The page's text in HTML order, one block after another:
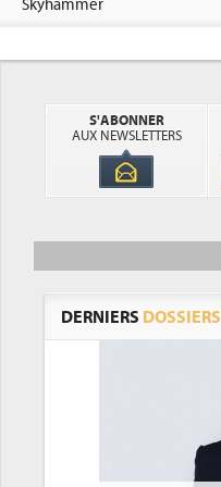
Skyhammer
S'ABONNER
AUX NEWSLETTERS
DERNIERS DOSSIERS